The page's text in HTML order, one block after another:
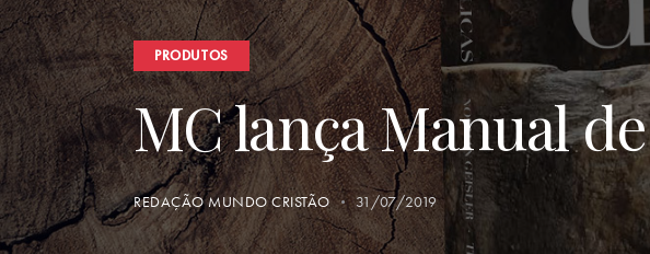
PRODUTOS
MC lança Manual
REDAÇÃO MUNDO CRISTÃO 31/07/2019